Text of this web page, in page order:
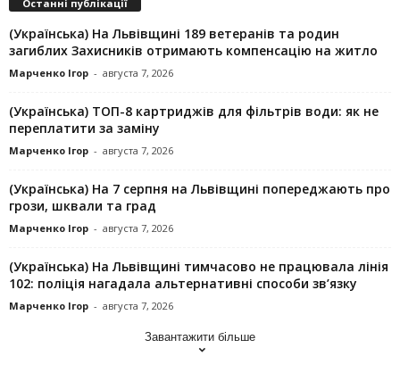
Останні публікації
(Українська) На Львівщині 189 ветеранів та родин
загиблих Захисників отримають компенсацію на житло
Марченко Ігор - августа 7, 2026
(Українська) ТОП-8 картриджів для фільтрів води: як не
переплатити за заміну
Марченко Ігор - августа 7, 2026
(Українська) На 7 серпня на Львівщині попереджають про
грози, шквали та град
Марченко Ігор - августа 7, 2026
(Українська) На Львівщині тимчасово не працювала лінія
102: поліція нагадала альтернативні способи зв’язку
Марченко Ігор - августа 7, 2026
Завантажити більше